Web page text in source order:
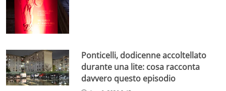
Ponticelli, dodicenne accoltellato
durante una lite: cosa racconta
davvero questo episodio